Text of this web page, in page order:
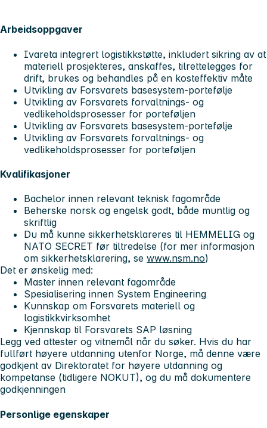
Arbeidsoppgaver
Ivareta integrert logistikkstøtte, inkludert sikring av at
materiell prosjekteres, anskaffes, tilrettelegges for
drift, brukes og behandles på en kosteffektiv måte
Utvikling av Forsvarets basesystem-portefølje
Utvikling av Forsvarets forvaltnings- og
vedlikeholdsprosesser for porteføljen
Utvikling av Forsvarets basesystem-portefølje
Utvikling av Forsvarets forvaltnings- og
vedlikeholdsprosesser for porteføljen
Kvalifikasjoner
Bachelor innen relevant teknisk fagområde
Beherske norsk og engelsk godt, både muntlig og
skriftlig
Du må kunne sikkerhetsklareres til HEMMELIG og
NATO SECRET før tiltredelse (for mer informasjon
om sikkerhetsklarering, se www.nsm.no)
Det er ønskelig med:
Master innen relevant fagområde
Spesialisering innen System Engineering
Kunnskap om Forsvarets materiell og
logistikkvirksomhet
Kjennskap til Forsvarets SAP løsning
Legg ved attester og vitnemål når du søker. Hvis du har
fullført høyere utdanning utenfor Norge, må denne være
godkjent av Direktoratet for høyere utdanning og
kompetanse (tidligere NOKUT), og du må dokumentere
godkjenningen
Personlige egenskaper